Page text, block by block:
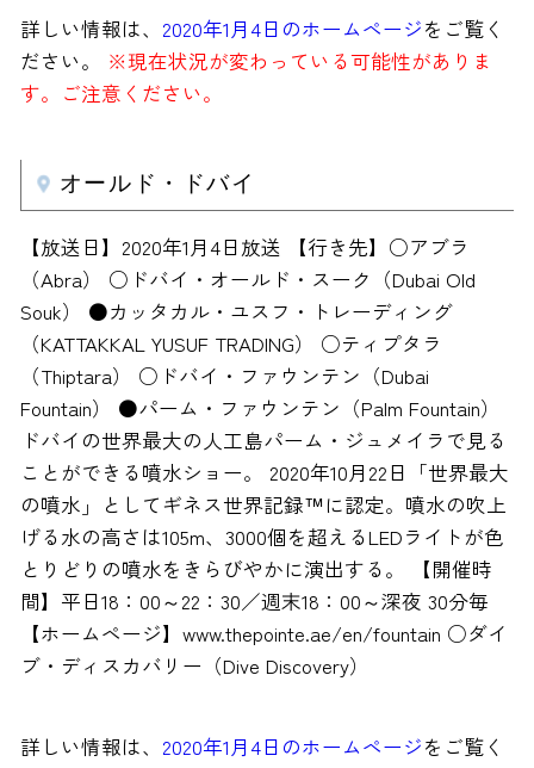
詳しい情報は、 2020年1月4日のホームページをご覧く
ださい。
※現在状況が変わっている可能性がありま
す。ご注意ください。
オールド・ドバイ
【放送日】2020年1月4日放送 【行き先】○アブラ
（Abra） ○ドバイ・オールド・スーク（Dubai Old
Souk） ●カッタカル・ユスフ・トレーディング
（KATTAKKAL YUSUF TRADING） ○ティプタラ
（Thiptara） ○ドバイ・ファウンテン（Dubai
Fountain） ●パーム・ファウンテン（Palm Fountain）
ドバイの世界最大の人工島パーム・ジュメイラで見る
ことができる噴水ショー。 2020年10月22日「世界最大
の噴水」としてギネス世界記録™に認定。噴水の吹上
げる水の高さは105m、3000個を超えるLEDライトが色
とりどりの噴水をきらびやかに演出する。 【開催時
間】平日18：00～22：30／週末18：00～深夜 30分毎
【ホームページ】www.thepointe.ae/en/fountain ○ダイ
ブ・ディスカバリー（Dive Discovery）
詳しい情報は、 2020年1月4日のホームページをご覧く